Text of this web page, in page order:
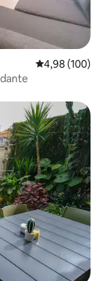
Évaluation
4,98 (100)